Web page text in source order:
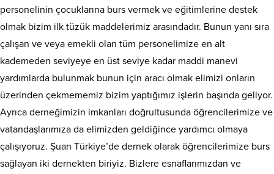
personelinin çocuklarına burs vermek ve eğitimlerine destek
olmak bizim ilk tüzük maddelerimiz arasındadır. Bunun yanı sıra
çalışan ve veya emekli olan tüm personelimize en alt
kademeden seviyeye en üst seviye kadar maddi manevi
yardımlarda bulunmak bunun için aracı olmak elimizi onların
üzerinden çekmememiz bizim yaptığımız işlerin başında geliyor.
Ayrıca derneğimizin imkanları doğrultusunda öğrencilerimize ve
vatandaşlarımıza da elimizden geldiğince yardımcı olmaya
çalışıyoruz. Şuan Türkiye’de dernek olarak öğrencilerimize burs
sağlayan iki dernekten biriyiz. Bizlere esnaflarımızdan ve